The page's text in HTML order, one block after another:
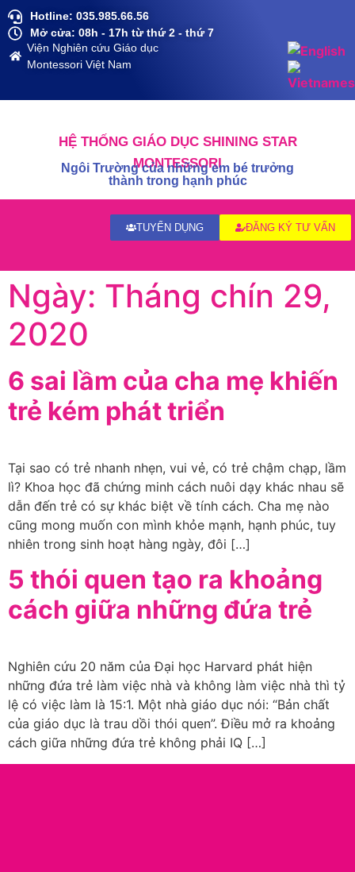
Hotline: 035.985.66.56
Mở cửa: 08h - 17h từ thứ 2 - thứ 7
Viện Nghiên cứu Giáo dục
Montessori Việt Nam
HỆ THỐNG GIÁO DỤC SHINING STAR
MONTESSORI
Ngôi Trường của những em bé trưởng
thành trong hạnh phúc
ĐĂNG KÝ TƯ VẤN
TUYỂN DỤNG
Ngày: Tháng chín 29,
2020
6 sai lầm của cha mẹ khiến
trẻ kém phát triển
Tại sao có trẻ nhanh nhẹn, vui vẻ, có trẻ chậm chạp, lầm
lì? Khoa học đã chứng minh cách nuôi dạy khác nhau sẽ
dẫn đến trẻ có sự khác biệt về tính cách. Cha mẹ nào
cũng mong muốn con mình khỏe mạnh, hạnh phúc, tuy
nhiên trong sinh hoạt hàng ngày, đôi […]
5 thói quen tạo ra khoảng
cách giữa những đứa trẻ
Nghiên cứu 20 năm của Đại học Harvard phát hiện
những đứa trẻ làm việc nhà và không làm việc nhà thì tỷ
lệ có việc làm là 15:1. Một nhà giáo dục nói: “Bản chất
của giáo dục là trau dồi thói quen”. Điều mở ra khoảng
cách giữa những đứa trẻ không phải IQ […]